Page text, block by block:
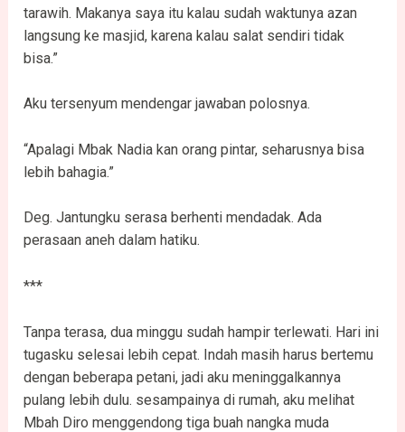
tarawih. Makanya saya itu kalau sudah waktunya azan
langsung ke masjid, karena kalau salat sendiri tidak
bisa.”
Aku tersenyum mendengar jawaban polosnya.
“Apalagi Mbak Nadia kan orang pintar, seharusnya bisa
lebih bahagia.”
Deg. Jantungku serasa berhenti mendadak. Ada
perasaan aneh dalam hatiku.
***
Tanpa terasa, dua minggu sudah hampir terlewati. Hari ini
tugasku selesai lebih cepat. Indah masih harus bertemu
dengan beberapa petani, jadi aku meninggalkannya
pulang lebih dulu. sesampainya di rumah, aku melihat
Mbah Diro menggendong tiga buah nangka muda